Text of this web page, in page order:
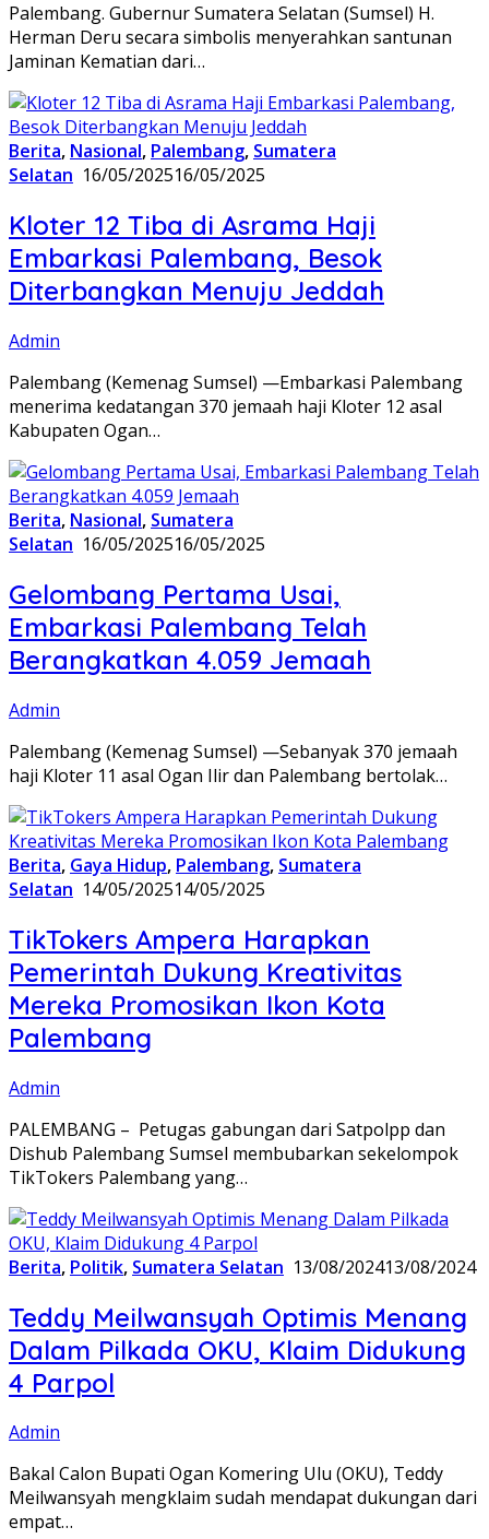
Palembang. Gubernur Sumatera Selatan (Sumsel) H.
Herman Deru secara simbolis menyerahkan santunan
Jaminan Kematian dari…
Berita, Nasional, Palembang, Sumatera
Selatan 16/05/202516/05/2025
Kloter 12 Tiba di Asrama Haji
Embarkasi Palembang, Besok
Diterbangkan Menuju Jeddah
Admin
Palembang (Kemenag Sumsel) —Embarkasi Palembang
menerima kedatangan 370 jemaah haji Kloter 12 asal
Kabupaten Ogan…
Berita, Nasional, Sumatera
Selatan 16/05/202516/05/2025
Gelombang Pertama Usai,
Embarkasi Palembang Telah
Berangkatkan 4.059 Jemaah
Admin
Palembang (Kemenag Sumsel) —Sebanyak 370 jemaah
haji Kloter 11 asal Ogan Ilir dan Palembang bertolak…
Berita, Gaya Hidup, Palembang, Sumatera
Selatan 14/05/202514/05/2025
TikTokers Ampera Harapkan
Pemerintah Dukung Kreativitas
Mereka Promosikan Ikon Kota
Palembang
Admin
PALEMBANG – Petugas gabungan dari Satpolpp dan
Dishub Palembang Sumsel membubarkan sekelompok
TikTokers Palembang yang…
Berita, Politik, Sumatera Selatan 13/08/202413/08/2024
Teddy Meilwansyah Optimis Menang
Dalam Pilkada OKU, Klaim Didukung
4 Parpol
Admin
Bakal Calon Bupati Ogan Komering Ulu (OKU), Teddy
Meilwansyah mengklaim sudah mendapat dukungan dari
empat…